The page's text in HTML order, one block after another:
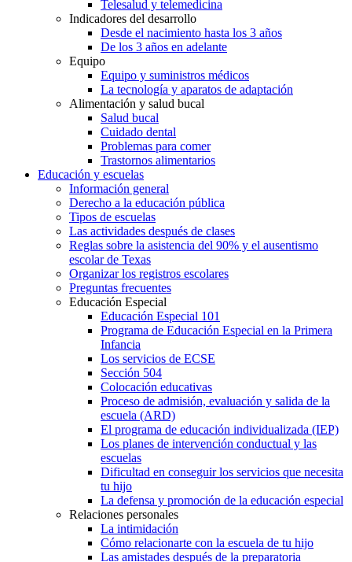
Telesalud y telemedicina
Indicadores del desarrollo
Desde el nacimiento hasta los 3 años
De los 3 años en adelante
Equipo
Equipo y suministros médicos
La tecnología y aparatos de adaptación
Alimentación y salud bucal
Salud bucal
Cuidado dental
Problemas para comer
Trastornos alimentarios
Educación y escuelas
Información general
Derecho a la educación pública
Tipos de escuelas
Las actividades después de clases
Reglas sobre la asistencia del 90% y el ausentismo
escolar de Texas
Organizar los registros escolares
Preguntas frecuentes
Educación Especial
Educación Especial 101
Programa de Educación Especial en la Primera
Infancia
Los servicios de ECSE
Sección 504
Colocación educativas
Proceso de admisión, evaluación y salida de la
escuela (ARD)
El programa de educación individualizada (IEP)
Los planes de intervención conductual y las
escuelas
Dificultad en conseguir los servicios que necesita
tu hijo
La defensa y promoción de la educación especial
Relaciones personales
La intimidación
Cómo relacionarte con la escuela de tu hijo
Las amistades después de la preparatoria